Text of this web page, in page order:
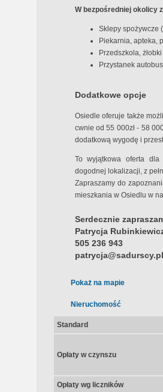
W bezpośredniej okolicy
Sklepy spożywcze
Piekarnia, apteka,
Przedszkola,
Przystanek
Dodatkowe opcje
Osiedle oferuje także
cwnie od 55 000zł - 58
dodatkową wygodę i
To wyjątkowa oferta dla
dogodnej lokalizacji, z
Zapraszamy do
mieszkania w Osiedlu w
Serdecznie
Patrycja
505 236 943
patrycja@sadurscy.pl
Pokaż na mapie
Nieruchomość
Standard
Opłaty w czynszu
Opłaty wg liczników